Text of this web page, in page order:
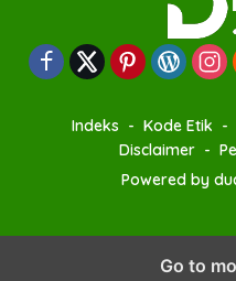
Indeks Kode Etik
Disclaimer
Powered by
Go to